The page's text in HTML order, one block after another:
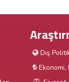
Dış
Ekonomi,